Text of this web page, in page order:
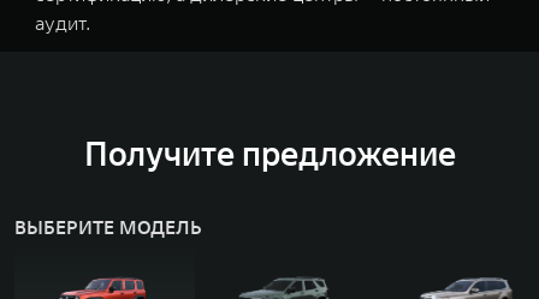
аудит.
Получите предложение
ВЫБЕРИТЕ МОДЕЛЬ